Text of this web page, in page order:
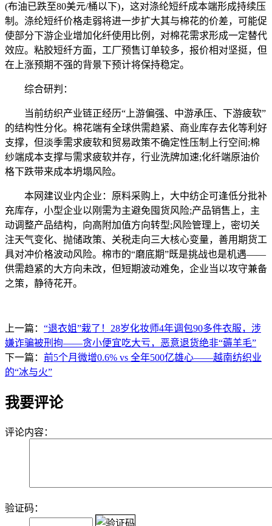
(布油已跌至80美元/桶以下)，这对涤纶短纤成本端形成持续压
制。涤纶短纤价格走弱将进一步扩大其与棉花的价差，可能促
使部分下游企业增加化纤使用比例，对棉花需求形成一定替代
效应。粘胶短纤方面，工厂预售订单较多，报价相对坚挺，但
在上涨预期不强的背景下预计将保持稳定。
综合研判：
当前纺织产业链正经历“上游偏强、中游承压、下游疲软”
的结构性分化。棉花端有全球供需趋紧、商业库存去化等利好
支撑，但淡季需求疲软和贸易政策不确定性压制上行空间;棉
纱端成本支撑与需求疲软并存，行业洗牌加速;化纤端原油价
格下跌带来成本坍塌风险。
本网建议业内企业：原料采购上，大中纺企可逢低分批补
充库存，小型企业以刚需为主避免囤货风险;产品销售上，主
动调整产品结构，向高附加值方向转型;风险管理上，密切关
注天气变化、抛储政策、关税走向三大核心变量，善用期货工
具对冲价格波动风险。棉市的“磨底期”既是挑战也是机遇——
供需趋紧的大方向未改，但短期波动难免，企业当以攻守兼备
之策，静待花开。
上一篇： “退衣姐”栽了！28岁化妆师4年调包90多件衣服，涉
嫌诈骗被刑拘——贪小便宜吃大亏，恶意退货绝非“薅羊毛”
下一篇： 前5个月微增0.6% vs 全年500亿雄心——越南纺织业
的“冰与火”
我要评论
评论内容：
验证码：